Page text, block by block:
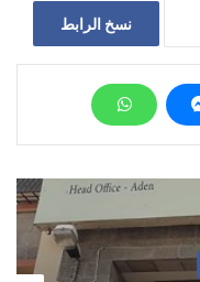
نسخ الرابط